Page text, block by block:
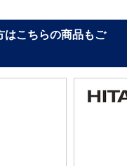
はこちらの商品もご